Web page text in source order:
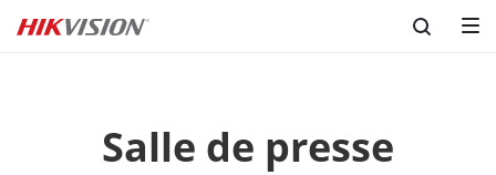
Salle de presse